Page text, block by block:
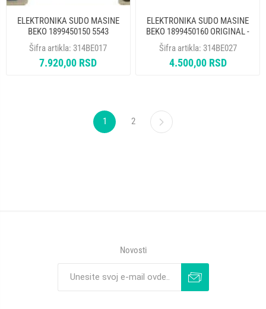
ELEKTRONIKA SUDO MASINE
BEKO 1899450150 5543
DFN1500 ORIGINAL
Šifra artikla: 314BE017
7.920,00 RSD
ELEKTRONIKA SUDO MASINE
BEKO 1899450160 ORIGINAL -
MP
Šifra artikla: 314BE027
4.500,00 RSD
1 2
Novosti